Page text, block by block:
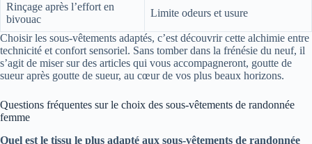
Rinçage après l’effort en
bivouac
Limite odeurs et usure
Choisir les sous-vêtements adaptés, c’est découvrir cette alchimie entre
technicité et confort sensoriel. Sans tomber dans la frénésie du neuf, il
s’agit de miser sur des articles qui vous accompagneront, goutte de
sueur après goutte de sueur, au cœur de vos plus beaux horizons.
Questions fréquentes sur le choix des sous-vêtements de randonnée
femme
Quel est le tissu le plus adapté aux sous-vêtements de randonnée